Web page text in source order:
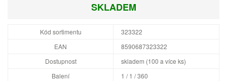
SKLADEM
Kód sortimentu
323322
EAN
8590687323322
Dostupnost
skladem (100 a více ks)
Balení
1 / 1 / 360